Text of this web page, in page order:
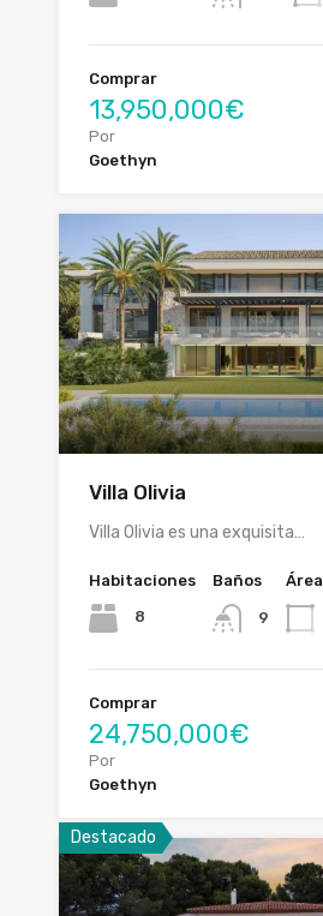
Comprar
13,950,000€
Por
Goethyn
Villa Olivia
Villa Olivia es una exquisita…
Habitaciones
8
Baños
9
Área
Comprar
24,750,000€
Por
Goethyn
Destacado